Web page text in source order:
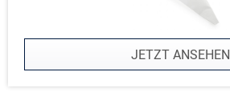
JETZT ANSEHEN